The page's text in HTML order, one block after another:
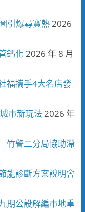
引爆尋寶熱2026
鈣化 2026 年 8 月
福攜手4大名店發
市新玩法 2026 年
竹警二分局協助滯
能診斷方案說明會
期公設解編市地重